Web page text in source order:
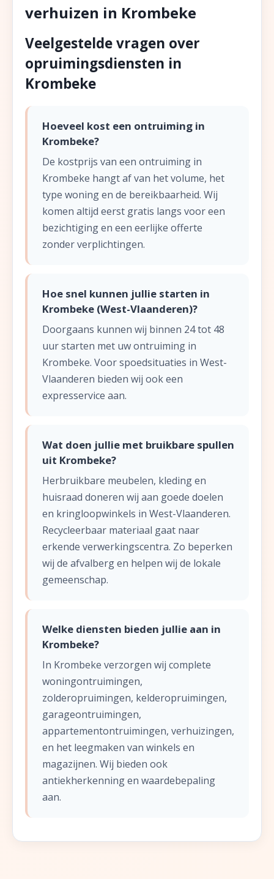
verhuizen in Krombeke
Veelgestelde vragen over
opruimingsdiensten in
Krombeke
Hoeveel kost een ontruiming in
Krombeke?
De kostprijs van een ontruiming in
Krombeke hangt af van het volume, het
type woning en de bereikbaarheid. Wij
komen altijd eerst gratis langs voor een
bezichtiging en een eerlijke offerte
zonder verplichtingen.
Hoe snel kunnen jullie starten in
Krombeke (West-Vlaanderen)?
Doorgaans kunnen wij binnen 24 tot 48
uur starten met uw ontruiming in
Krombeke. Voor spoedsituaties in West-
Vlaanderen bieden wij ook een
expresservice aan.
Wat doen jullie met bruikbare spullen
uit Krombeke?
Herbruikbare meubelen, kleding en
huisraad doneren wij aan goede doelen
en kringloopwinkels in West-Vlaanderen.
Recycleerbaar materiaal gaat naar
erkende verwerkingscentra. Zo beperken
wij de afvalberg en helpen wij de lokale
gemeenschap.
Welke diensten bieden jullie aan in
Krombeke?
In Krombeke verzorgen wij complete
woningontruimingen,
zolderopruimingen, kelderopruimingen,
garageontruimingen,
appartementontruimingen, verhuizingen,
en het leegmaken van winkels en
magazijnen. Wij bieden ook
antiekherkenning en waardebepaling
aan.